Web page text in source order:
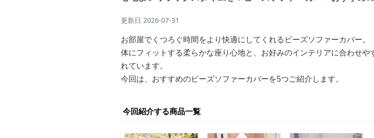
更新日 2026-07-31
お部屋でくつろぐ時間をより快適にしてくれるビーズソファーカバー。
体にフィットする柔らかな座り心地と、お好みのインテリアに合わせ
れています。
今回は、おすすめのビーズソファーカバーを5つご紹介します。
今回紹介する商品一覧